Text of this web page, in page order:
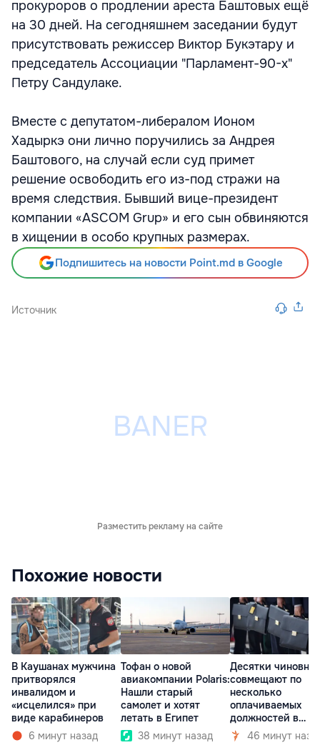
прокуроров о продлении ареста Баштовых ещё
на 30 дней. На сегодняшнем заседании будут
присутствовать режиссер Виктор Букэтару и
председатель Ассоциации "Парламент-90-х"
Петру Сандулаке.
Вместе с депутатом-либералом Ионом
Хадыркэ они лично поручились за Андрея
Баштового, на случай если суд примет
решение освободить его из-под стражи на
время следствия. Бывший вице-президент
компании «ASCOM Grup» и его сын обвиняются
в хищении в особо крупных размерах.
Подпишитесь на новости Point.md в Google
Источник
Разместить рекламу на сайте
Похожие новости
В Каушанах мужчина
притворялся
инвалидом и
«исцелился» при
виде карабинеров
6 минут назад
Тофан о новой
авиакомпании Polaris:
Нашли старый
самолет и хотят
летать в Египет
38 минут назад
Десятки
совмещают по
несколько
оплачиваемых
должностей в
госкомпаниях
46 минут